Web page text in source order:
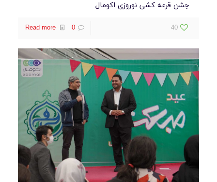
جشن قرعه کشی نوروزی اکومال
40
0
Read more